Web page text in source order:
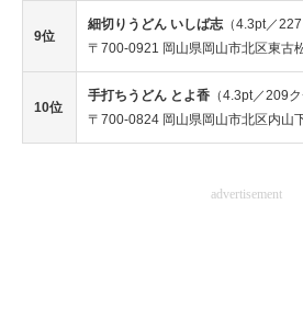
9位
細切りうどん いしば志 （4.3pt／
〒700-0921 岡山県岡山市北区東古
10位
手打ちうどん とよ香 （4.3pt／209ク
〒700-0824 岡山県岡山市北区内山
advertisement